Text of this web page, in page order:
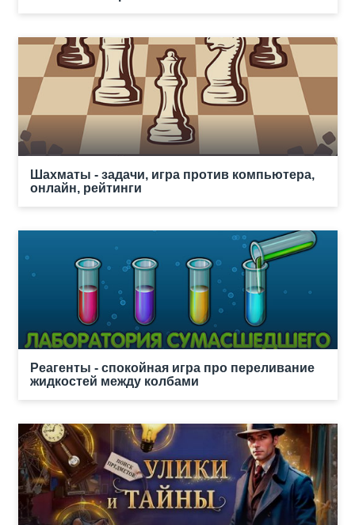
Шахматы - задачи, игра против компьютера,
онлайн, рейтинги
Реагенты - спокойная игра про переливание
жидкостей между колбами